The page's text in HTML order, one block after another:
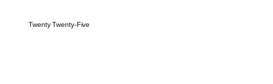
Twenty Twenty-Five